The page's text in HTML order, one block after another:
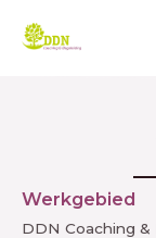
naar
Werkgebied
DDN Coaching